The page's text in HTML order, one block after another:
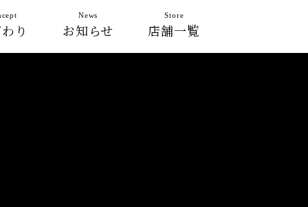
り お知らせ
News
店舗一覧
Store